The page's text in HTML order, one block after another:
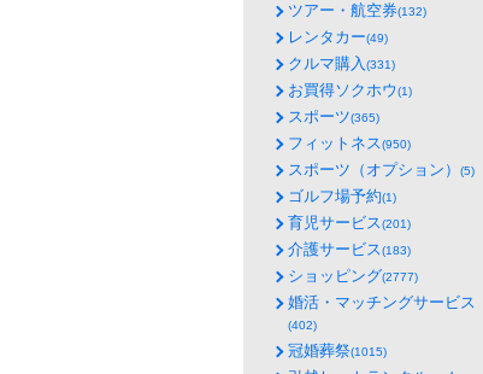
ツアー・航空券(132)
レンタカー(49)
クルマ購入(331)
お買得ソクホウ(1)
スポーツ(365)
フィットネス(950)
スポーツ（オプション） (5)
ゴルフ場予約(1)
育児サービス(201)
介護サービス(183)
ショッピング(2777)
婚活・マッチングサービス
(402)
冠婚葬祭(1015)